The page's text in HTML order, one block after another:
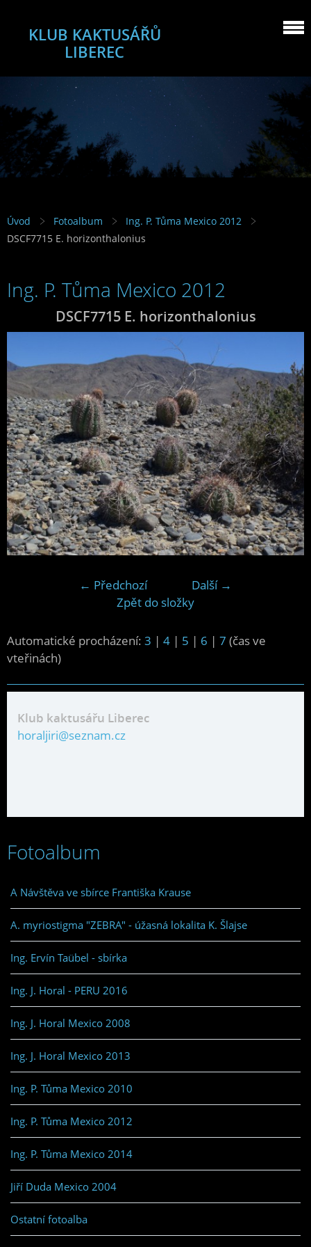
KLUB KAKTUSÁŘŮ
LIBEREC
Úvod Fotoalbum
Ing. P. Tůma Mexico 2012
DSCF7715 E. horizonthalonius
Ing. P. Tůma Mexico 2012
DSCF7715 E. horizonthalonius
← Předchozí
Další →
Zpět do složky
Automatické procházení: 3 | 4 | 5 | 6 | 7 (čas ve
vteřinách)
Klub kaktusářu Liberec
horaljiri@seznam.cz
Fotoalbum
A Návštěva ve sbírce Františka Krause
A. myriostigma "ZEBRA" - úžasná lokalita K. Šlajse
Ing. Ervín Taübel - sbírka
Ing. J. Horal - PERU 2016
Ing. J. Horal Mexico 2008
Ing. J. Horal Mexico 2013
Ing. P. Tůma Mexico 2010
Ing. P. Tůma Mexico 2012
Ing. P. Tůma Mexico 2014
Jiří Duda Mexico 2004
Ostatní fotoalba